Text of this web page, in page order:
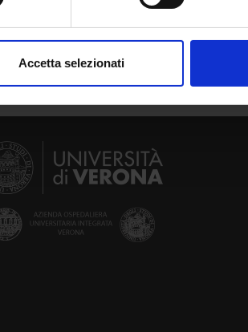
dalla Dichiarazione sui cookie.
potrebbero combinarle con altre
Accetta selezionati